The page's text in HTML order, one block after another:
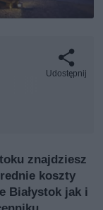
Udostępnij
znajdziesz
koszty
Białystok jak i